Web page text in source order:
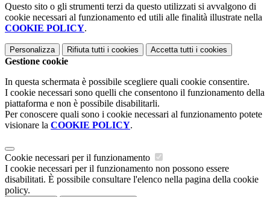
Questo sito o gli strumenti terzi da questo utilizzati si avvalgono di
cookie necessari al funzionamento ed utili alle finalità illustrate nella
COOKIE POLICY.
Personalizza Rifiuta tutti i cookies Accetta tutti i cookies
Gestione cookie
In questa schermata è possibile scegliere quali cookie consentire.
I cookie necessari sono quelli che consentono il funzionamento della
piattaforma e non è possibile disabilitarli.
Per conoscere quali sono i cookie necessari al funzionamento potete
visionare la COOKIE POLICY.
Cookie necessari per il funzionamento
I cookie necessari per il funzionamento non possono essere
disabilitati. È possibile consultare l'elenco nella pagina della cookie
policy.